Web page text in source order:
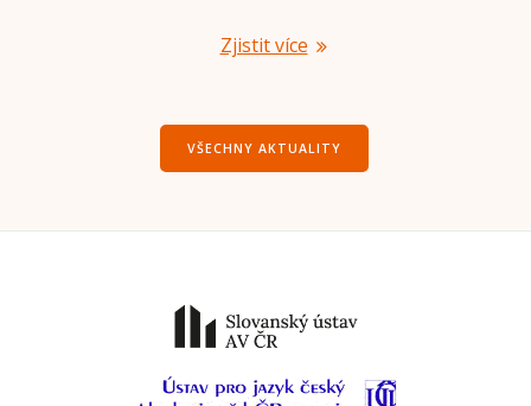
Zjistit více
VŠECHNY AKTUALITY